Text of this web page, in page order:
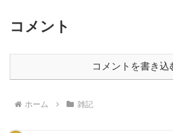
コメント
コメントを書き込
ホーム 雑記